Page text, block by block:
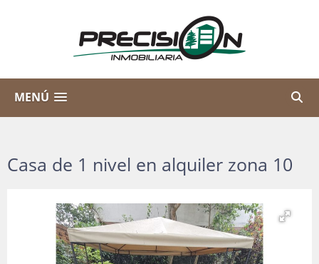
MENÚ
Casa de 1 nivel en alquiler zona 10